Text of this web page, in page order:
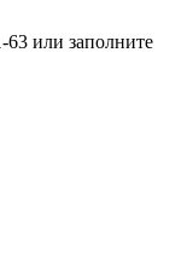
или заполните